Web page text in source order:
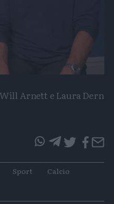
Arnett e Laura Dern
articoloarticolo
Sport
Calcio